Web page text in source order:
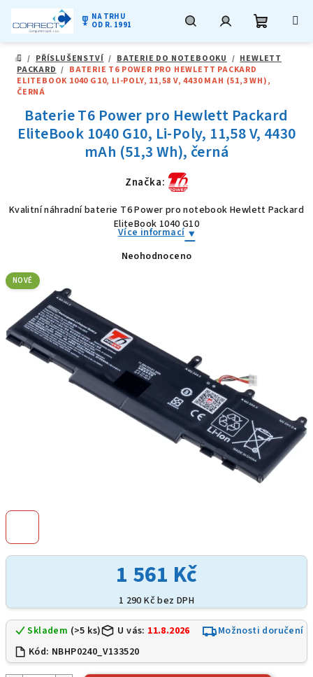
obsah
military_tech NA TRHU
OD R. 1991
košík
DOMŮ
/ PŘÍSLUŠENSTVÍ / BATERIE DO NOTEBOOKU / HEWLETT
PACKARD / BATERIE T6 POWER PRO HEWLETT PACKARD
ELITEBOOK 1040 G10, LI-POLY, 11,58 V, 4430 MAH (51,3 WH),
ČERNÁ
1 561 Kč
1 290 Kč bez DPH
Skladem (>5 ks) U vás: 11.8.2026
Možnosti doručení
Kód: NBHP0240_V133520
Baterie T6 Power pro Hewlett Packard
EliteBook 1040 G10, Li-Poly, 11,58 V, 4430
mAh (51,3 Wh), černá
Značka:
Kvalitní náhradní baterie T6 Power pro notebook Hewlett Packard
EliteBook 1040 G10
Více informací
Průměrné
hvězdiček.
Neohodnoceno
NOVÉ